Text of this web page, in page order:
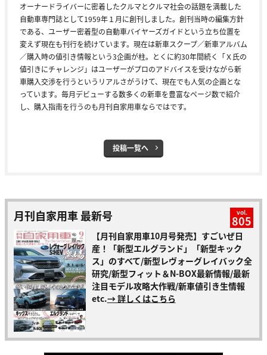
オーナードライバーに密着したクルマとクルマ社会の話題を満載した
自動車専門誌として1959年１月に創刊しました。創刊当時の編集方針
である、ユーザー密着型の自動車バイヤーズガイドという立ち位置を
変えず現在も刊行を続けています。現在は新車スクープ／新車アルバム
／購入時の値引き情報という3企画が柱。とくに約30年間続く「Ｘ氏の
値引きにチャレンジ」はユーザーがプロのアドバイスを受けながら新
車購入交渉を行うというリアルさがうけて、現在でも人気の企画とな
っています。毎月デビューする数多くの新車を豊富なページ数で紹介
し、購入指南を行うのも月刊自家用車ならではです。
投稿一覧へ
月刊自家用車 最新号 vol.
805
【月刊自家用車10月号発売】すごいぜ日
産！「新型エルグランド」「新型キック
ス」のすべて/新型レヴォーグレイバック全
研究/新型フィット＆N-BOX最新情報/最新
注目モデル攻略大作戦/新車値引き生情報
etc.→ 詳しくはこちら